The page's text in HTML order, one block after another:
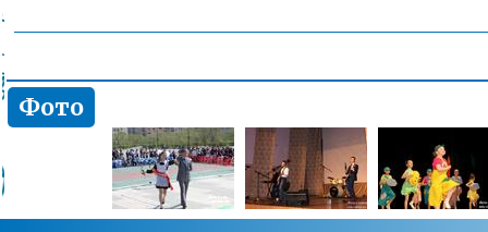
Фото